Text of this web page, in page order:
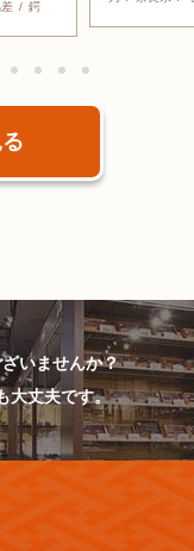
差 鍔
いませんか？
大丈夫です。